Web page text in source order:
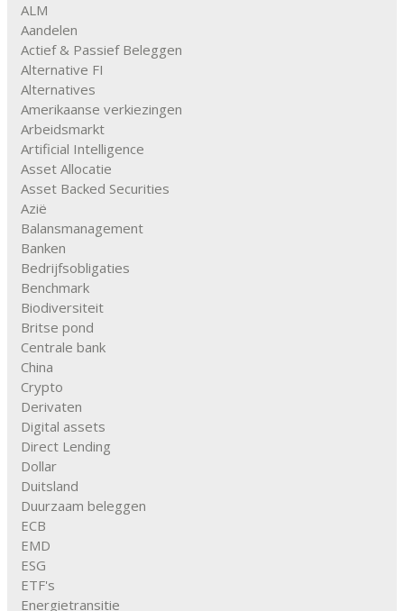
ALM
Aandelen
Actief & Passief Beleggen
Alternative FI
Alternatives
Amerikaanse verkiezingen
Arbeidsmarkt
Artificial Intelligence
Asset Allocatie
Asset Backed Securities
Azië
Balansmanagement
Banken
Bedrijfsobligaties
Benchmark
Biodiversiteit
Britse pond
Centrale bank
China
Crypto
Derivaten
Digital assets
Direct Lending
Dollar
Duitsland
Duurzaam beleggen
ECB
EMD
ESG
ETF's
Energietransitie